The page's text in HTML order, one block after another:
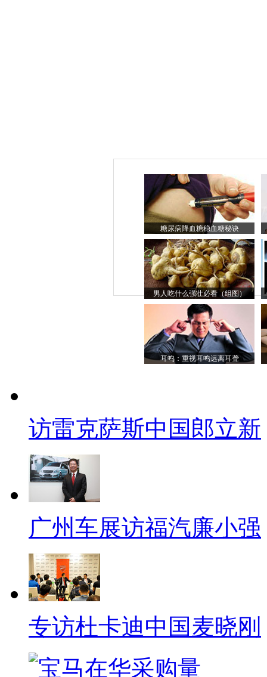
糖尿病降血糖稳血糖秘诀
男人吃什么强壮必看（组图）
耳鸣：重视耳鸣远离耳聋
访雷克萨斯中国郎立新
广州车展访福汽廉小强
专访杜卡迪中国麦晓刚